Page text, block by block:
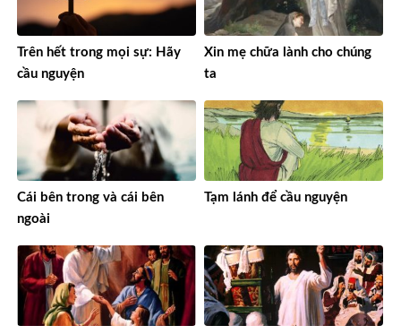
Trên hết trong mọi sự: Hãy
cầu nguyện
Xin mẹ chữa lành cho chúng
ta
Cái bên trong và cái bên
ngoài
Tạm lánh để cầu nguyện